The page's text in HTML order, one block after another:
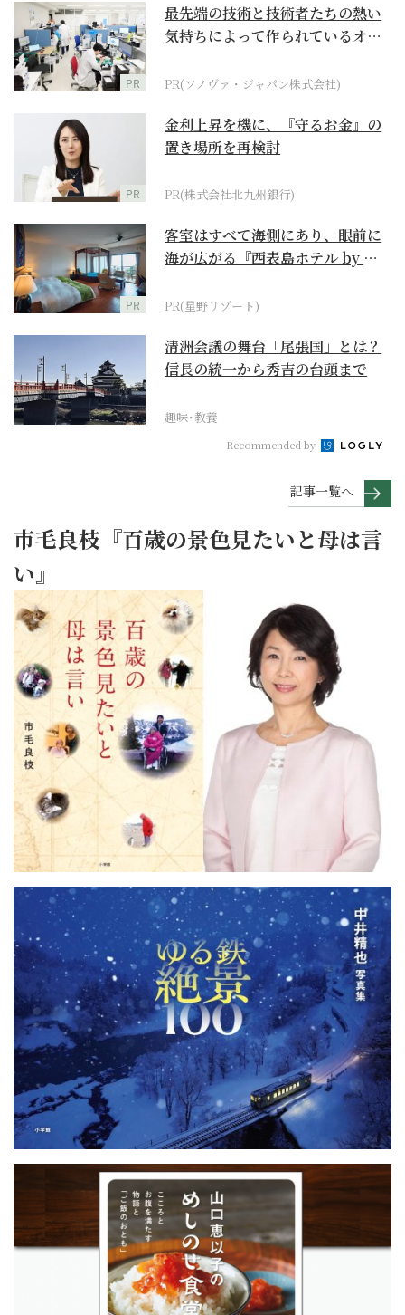
PR
最先端の技術と技術者たちの熱い
気持ちによって作られているオー
PR(ソノヴァ・ジャパン株式会社)
PR
金利上昇を機に、『守るお金』の
置き場所を再検討
PR(株式会社北九州銀行)
PR
客室はすべて海側にあり、眼前に
海が広がる『西表島ホテル by 星
PR(星野リゾート)
清洲会議の舞台「尾張国」とは？
信長の統一から秀吉の台頭まで
趣味･教養
Recommended by
記事一覧へ
市毛良枝『百歳の景色見たいと母は言
い』